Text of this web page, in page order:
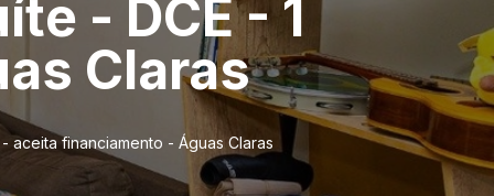
- DCE - 1
Claras
aceita financiamento - Águas Claras